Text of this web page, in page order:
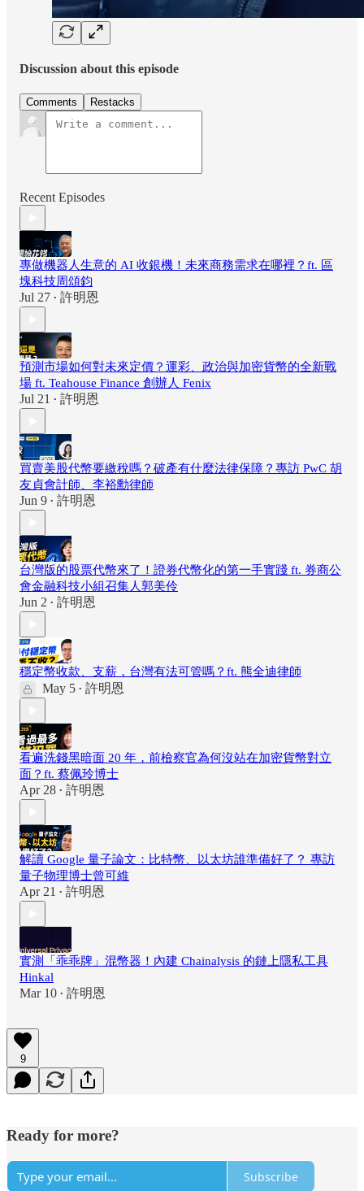
Discussion about this episode
Comments Restacks
Recent Episodes
專做機器人生意的 AI 收銀機！未來商務需求在哪裡？ft. 區
塊科技周頌鈞
Jul 27 • 許明恩
預測市場如何對未來定價？運彩、政治與加密貨幣的全新戰
場 ft. Teahouse Finance 創辦人 Fenix
Jul 21 • 許明恩
買賣美股代幣要繳稅嗎？破產有什麼法律保障？專訪 PwC 胡
友貞會計師、李裕勳律師
Jun 9 • 許明恩
台灣版的股票代幣來了！證券代幣化的第一手實踐 ft. 券商公
會金融科技小組召集人郭美伶
Jun 2 • 許明恩
穩定幣收款、支薪，台灣有法可管嗎？ft. 熊全迪律師
May 5 • 許明恩
看遍洗錢黑暗面 20 年，前檢察官為何沒站在加密貨幣對立
面？ft. 蔡佩玲博士
Apr 28 • 許明恩
解讀 Google 量子論文：比特幣、以太坊誰準備好了？ 專訪
量子物理博士曾可維
Apr 21 • 許明恩
實測「乖乖牌」混幣器！內建 Chainalysis 的鏈上隱私工具
Hinkal
Mar 10 • 許明恩
9
Ready for more?
Subscribe